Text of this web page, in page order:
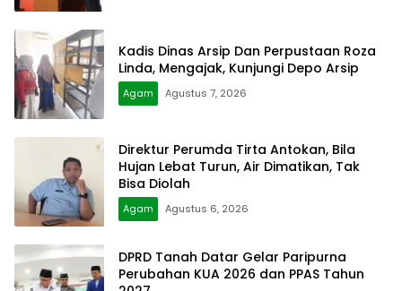
Kadis Dinas Arsip Dan Perpustaan Roza
Linda, Mengajak, Kunjungi Depo Arsip
Agam Agustus 7, 2026
Direktur Perumda Tirta Antokan, Bila
Hujan Lebat Turun, Air Dimatikan, Tak
Bisa Diolah
Agam Agustus 6, 2026
DPRD Tanah Datar Gelar Paripurna
Perubahan KUA 2026 dan PPAS Tahun